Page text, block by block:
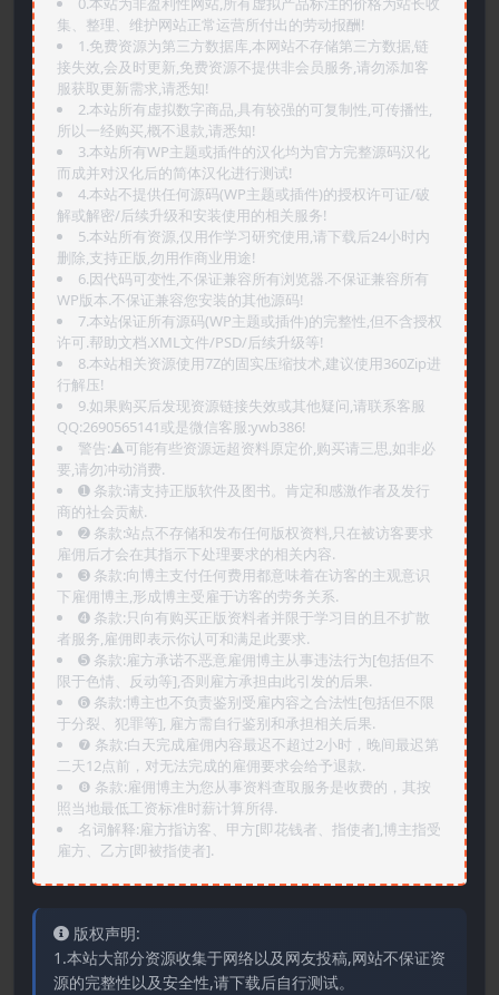
集、整理、维护网站正常运营所付出的劳动报酬!
1.免费资源为第三方数据库,本网站不存储第三方数据,链
接失效,会及时更新,免费资源不提供非会员服务,请勿添加客
服获取更新需求,请悉知!
2.本站所有虚拟数字商品,具有较强的可复制性,可传播性,
所以一经购买,概不退款,请悉知!
3.本站所有WP主题或插件的汉化均为官方完整源码汉化
而成并对汉化后的简体汉化进行测试!
4.本站不提供任何源码(WP主题或插件)的授权许可证/破
解或解密/后续升级和安装使用的相关服务!
5.本站所有资源,仅用作学习研究使用,请下载后24小时内
删除,支持正版,勿用作商业用途!
6.因代码可变性,不保证兼容所有浏览器.不保证兼容所有
WP版本.不保证兼容您安装的其他源码!
7.本站保证所有源码(WP主题或插件)的完整性,但不含授权
许可.帮助文档.XML文件/PSD/后续升级等!
8.本站相关资源使用7Z的固实压缩技术,建议使用360Zip进
行解压!
9.如果购买后发现资源链接失效或其他疑问,请联系客服
QQ:2690565141或是微信客服:ywb386!
警告:⚠️可能有些资源远超资料原定价,购买请三思,如非必
要,请勿冲动消费.
➊️ 条款:请支持正版软件及图书。肯定和感激作者及发行
商的社会贡献.
➋️ 条款:站点不存储和发布任何版权资料,只在被访客要求
雇佣后才会在其指示下处理要求的相关内容.
➌️ 条款:向博主支付任何费用都意味着在访客的主观意识
下雇佣博主,形成博主受雇于访客的劳务关系.
➍️ 条款:只向有购买正版资料者并限于学习目的且不扩散
者服务,雇佣即表示你认可和满足此要求.
➎ 条款:雇方承诺不恶意雇佣博主从事违法行为[包括但不
限于色情、反动等],否则雇方承担由此引发的后果.
➏️ 条款:博主也不负责鉴别受雇内容之合法性[包括但不限
于分裂、犯罪等], 雇方需自行鉴别和承担相关后果.
❼ 条款:白天完成雇佣内容最迟不超过2小时，晚间最迟第
二天12点前，对无法完成的雇佣要求会给予退款.
❽ 条款:雇佣博主为您从事资料查取服务是收费的，其按
照当地最低工资标准时薪计算所得.
名词解释:雇方指访客、甲方[即花钱者、指使者],博主指受
雇方、乙方[即被指使者].
版权声明:
1.本站大部分资源收集于网络以及网友投稿,网站不保证资
源的完整性以及安全性,请下载后自行测试。